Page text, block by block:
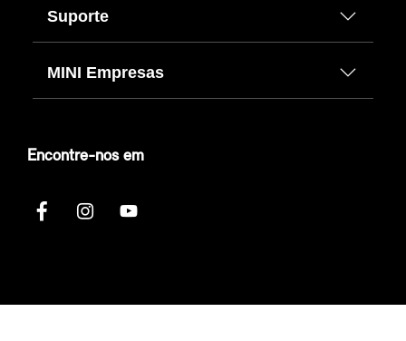
Suporte
MINI Empresas
Encontre-nos em